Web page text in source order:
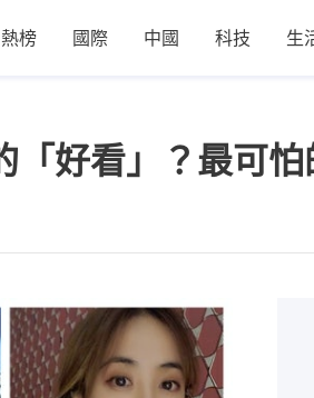
熱榜 國際 中國 科技 生
好看」？最可